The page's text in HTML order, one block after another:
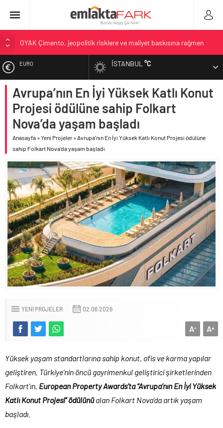
OYAK Çimento, jeopolitik risklere ve maliyet baskısına rağmen
Geberit Info Showroom, yaklaşık 300 sektör profesyonelini
Çimko, stratejik pazarlama vizyonuyla bayilerinin kurumsal
gelişimini destekliyor
Birleşik Arap Emirlikleri’nin ilk yüksek hızlı demiryolu projesine
Kalyon İnşaat imzası
İV Kandilli’de yaşam yakında başlıyor
ALTIN
DOLAR
EURO
İSTANBUL°C
Avrupa’nın En İyi Yüksek Katlı Konut
Projesi ödülüne sahip Folkart
Nova’da yaşam başladı
Anasayfa »Yeni Projeler »Avrupa’nın En İyi Yüksek Katlı Konut Projesi ödülüne
sahip Folkart Nova’da yaşam başladı
YENI PROJELER 02.06.2026
A+
A-
Yüksek yaşam standartlarına sahip konut, ofis ve karma yapılar
geliştiren, Türkiye’nin öncü gayrimenkul geliştirici şirketlerinden
Folkart’ın, European Property Awards’ta “Avrupa’nın En İyi Yüksek
Katlı Konut Projesi” ödülünüalan Folkart Nova’da artık yaşam
başladı.